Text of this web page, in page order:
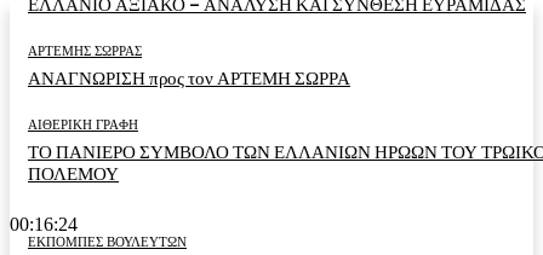
ΕΛΛΑΝΙΟ ΑΞΙΑΚΟ – ΑΝΑΛΥΣΗ ΚΑΙ ΣΥΝΘΕΣΗ ΕΥΡΑΜΙΔΑΣ
ΑΡΤΕΜΗΣ ΣΩΡΡΑΣ
ΑΝΑΓΝΩΡΙΣΗ προς τον ΑΡΤΕΜΗ ΣΩΡΡΑ
ΑΙΘΕΡΙΚΗ ΓΡΑΦΗ
ΤΟ ΠΑΝΙΕΡΟ ΣΥΜΒΟΛΟ ΤΩΝ ΕΛΛΑΝΙΩΝ ΗΡΩΩΝ ΤΟΥ
ΠΟΛΕΜΟΥ
00:16:24
ΕΚΠΟΜΠΕΣ ΒΟΥΛΕΥΤΩΝ